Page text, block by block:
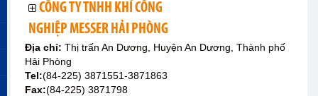
CÔNG TY TNHH KHÍ CÔNG
NGHIỆP MESSER HẢI PHÒNG
Địa chỉ: Thị trấn An Dương, Huyện An Dương, Thành phố
Hải Phòng
Tel:(84-225) 3871551-3871863
Fax:(84-225) 3871798